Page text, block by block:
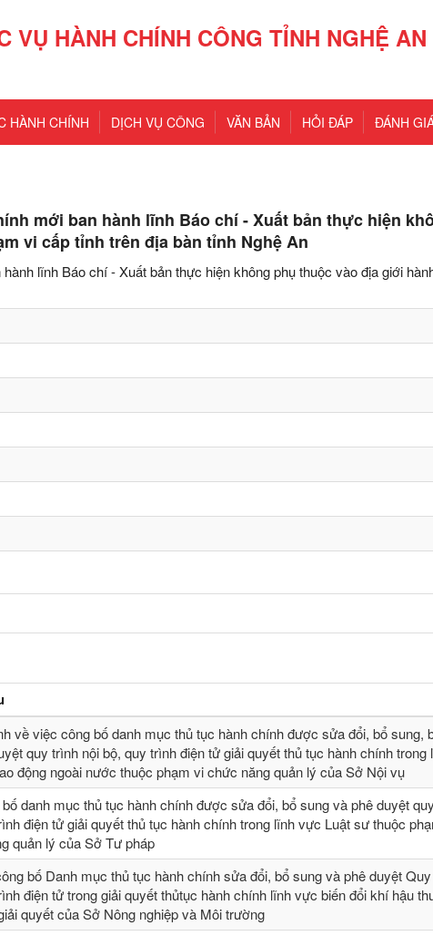
VỤ HÀNH CHÍNH CÔNG TỈNH NGHỆ AN
HÀNH CHÍNH DỊCH VỤ CÔNG VĂN BẢN HỎI ĐÁP ĐÁNH
mới ban hành lĩnh Báo chí - Xuất bản thực hiện
vi cấp tỉnh trên địa bàn tỉnh Nghệ An
lĩnh Báo chí - Xuất bản thực hiện không phụ thuộc vào địa giới
về việc công bố danh mục thủ tục hành chính được sửa đổi, bổ sung,
quy trình nội bộ, quy trình điện tử giải quyết thủ tục hành chính trong
động ngoài nước thuộc phạm vi chức năng quản lý của Sở Nội vụ
danh mục thủ tục hành chính được sửa đổi, bổ sung và phê duyệt
điện tử giải quyết thủ tục hành chính trong lĩnh vực Luật sư thuộc
quản lý của Sở Tư pháp
bố Danh mục thủ tục hành chính sửa đổi, bổ sung và phê duyệt
điện tử trong giải quyết thủtục hành chính lĩnh vực biến đổi khí hậu
quyết của Sở Nông nghiệp và Môi trường